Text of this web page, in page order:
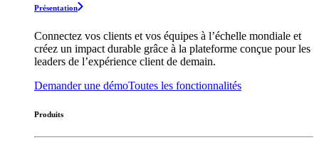
Présentation
Connectez vos clients et vos équipes à l’échelle mondiale et
créez un impact durable grâce à la plateforme conçue pour les
leaders de l’expérience client de demain.
Demander une démoToutes les fonctionnalités
Produits